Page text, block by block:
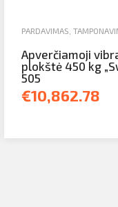
PARDAVIMAS
Apverčiamoji
plokštė 450 kg
505
€10,862.78